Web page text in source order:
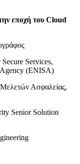
εποχή του Cloud
Services,
(ENISA)
Ασφαλείας,
Senior Solution